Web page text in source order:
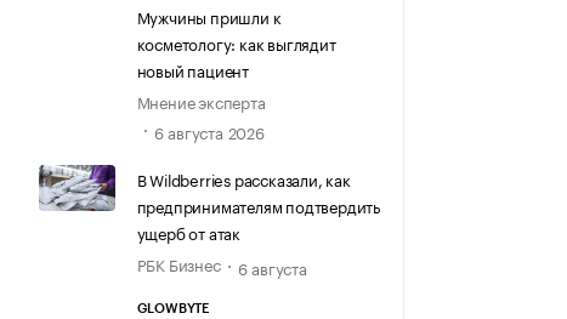
Мужчины пришли к
косметологу: как выглядит
новый пациент
Мнение эксперта
6 августа 2026
В Wildberries рассказали, как
предпринимателям подтвердить
ущерб от атак
РБК Бизнес
6 августа
GLOWBYTE